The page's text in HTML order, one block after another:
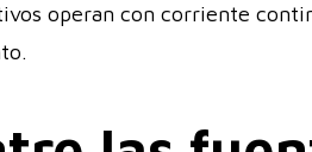
operan con corriente